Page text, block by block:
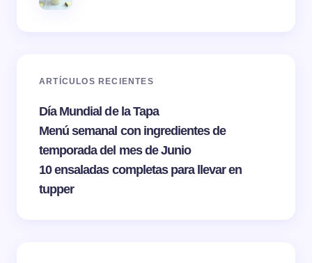
ARTÍCULOS RECIENTES
Día Mundial de la Tapa
Menú semanal con ingredientes de
temporada del mes de Junio
10 ensaladas completas para llevar en
tupper